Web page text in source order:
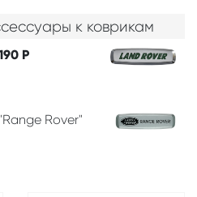
к коврикам
Р
Rover"